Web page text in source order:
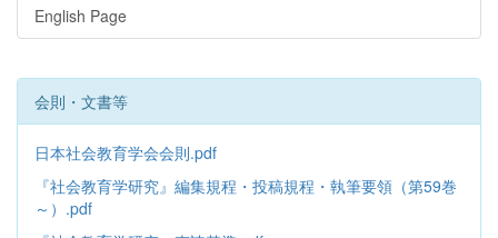
English Page
会則・文書等
日本社会教育学会会則.pdf
『社会教育学研究』編集規程・投稿規程・執筆要領（第59巻
～）.pdf